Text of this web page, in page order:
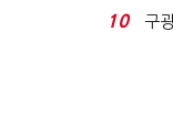
가
10
구